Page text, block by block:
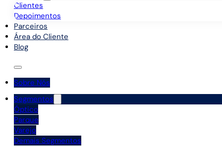
Clientes
Depoimentos
Parceiros
Área do Cliente
Blog
Sobre Nós
Segmentos
Óptico
Parque
Varejo
Demais Segmentos